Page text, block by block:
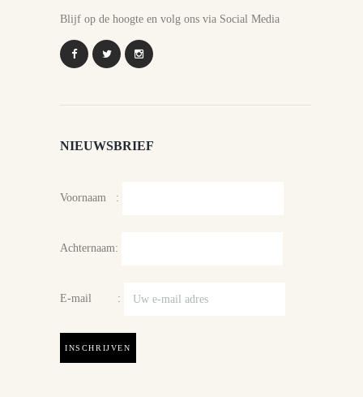
Blijf op de hoogte en volg ons via Social Media
NIEUWSBRIEF
Voornaam :
Achternaam:
E-mail :